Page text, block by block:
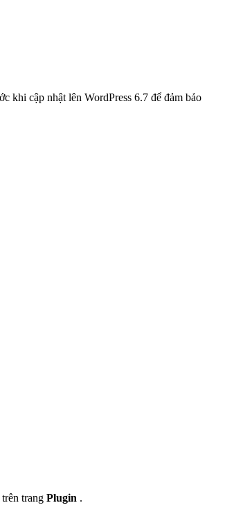
khi cập nhật lên WordPress 6.7 để đảm bảo
trang Plugin .